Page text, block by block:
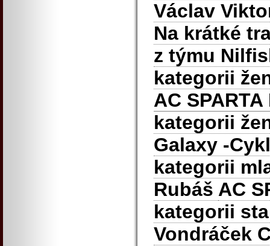
Václav
Na krátké
z týmu
kategorii
AC SPARTA
kategorii
Galaxy -
kategorii
Rubáš AC
kategorii
Vondráček